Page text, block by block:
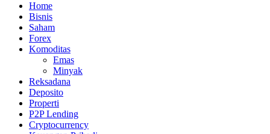
Home
Bisnis
Saham
Forex
Komoditas
Emas
Minyak
Reksadana
Deposito
Properti
P2P Lending
Cryptocurrency